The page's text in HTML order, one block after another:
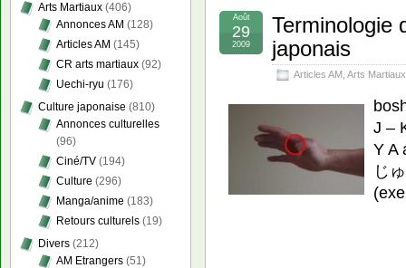
Terminologie
japonais
Articles AM Arts Martiaux
Août
29
2009
J –
Y A
じ
Arts Martiaux (406)
Annonces AM (128)
Articles AM (145)
CR arts martiaux (92)
Uechi-ryu (176)
Culture japonaise (810)
Annonces culturelles
(96)
Ciné/TV (194)
Culture (296)
Manga/anime (183)
Retours culturels (19)
Divers (212)
AM Etrangers (51)